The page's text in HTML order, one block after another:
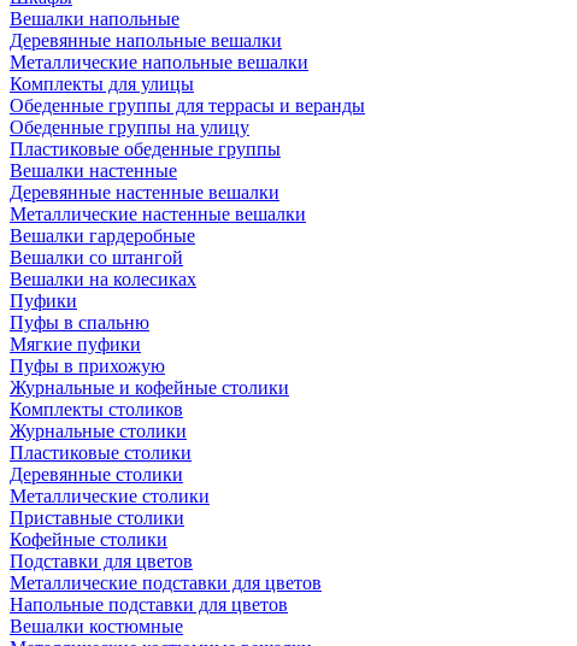
Вешалки напольные
Деревянные напольные вешалки
Металлические напольные вешалки
Комплекты для улицы
Обеденные группы для террасы и веранды
Обеденные группы на улицу
Пластиковые обеденные группы
Вешалки настенные
Деревянные настенные вешалки
Металлические настенные вешалки
Вешалки гардеробные
Вешалки со штангой
Вешалки на колесиках
Пуфики
Пуфы в спальню
Мягкие пуфики
Пуфы в прихожую
Журнальные и кофейные столики
Комплекты столиков
Журнальные столики
Пластиковые столики
Деревянные столики
Металлические столики
Приставные столики
Кофейные столики
Подставки для цветов
Металлические подставки для цветов
Напольные подставки для цветов
Вешалки костюмные